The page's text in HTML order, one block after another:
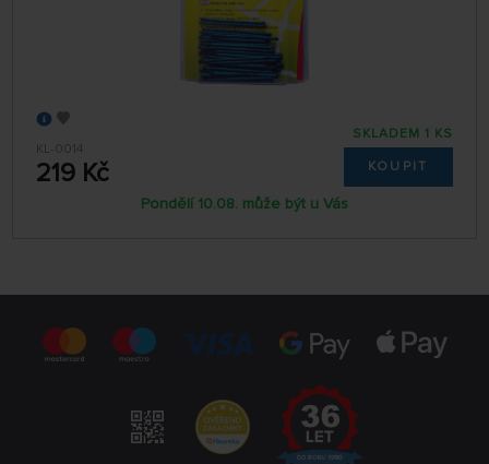
KL-0014
219 Kč
SKLADEM 1 KS
KOUPIT
Pondělí 10.08. může být u Vás